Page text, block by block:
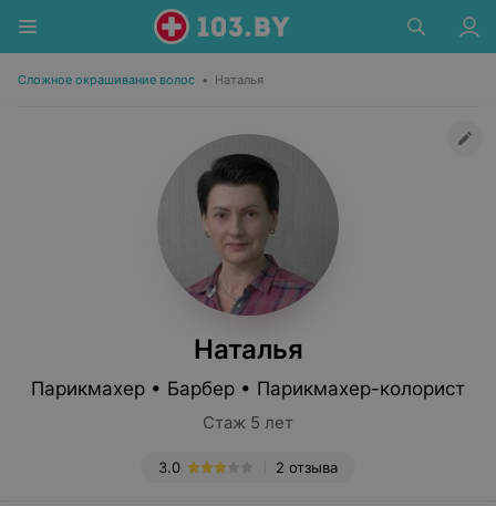
Сложное окрашивание волос • Наталья
Наталья
Парикмахер • Барбер • Парикмахер-колорист
Стаж 5 лет
2 отзыва
3.0